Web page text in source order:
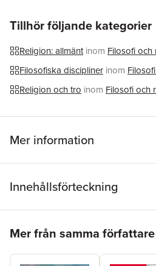
Tillhör följande kategorier
Religion: allmänt inom Filosofi och
Filosofiska discipliner inom
Religion och tro inom Filosofi och
Mer information
Innehållsförteckning
Mer från samma författare